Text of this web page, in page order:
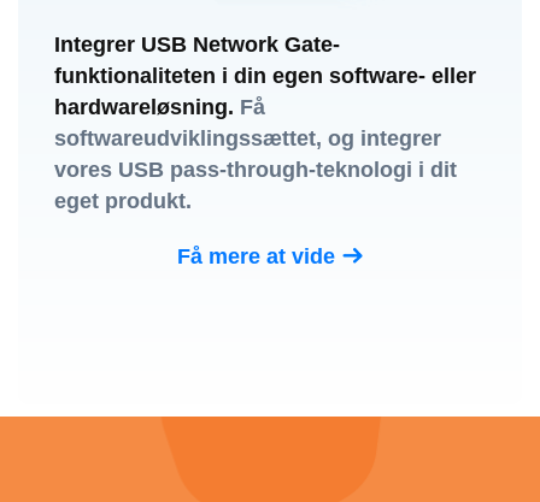
Integrer USB Network Gate-
funktionaliteten i din egen software- eller
hardwareløsning. Få
softwareudviklingssættet, og integrer
vores USB pass-through-teknologi i dit
eget produkt.
Få mere at vide